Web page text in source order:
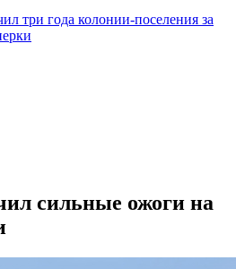
три года колонии-поселения за
сильные ожоги на